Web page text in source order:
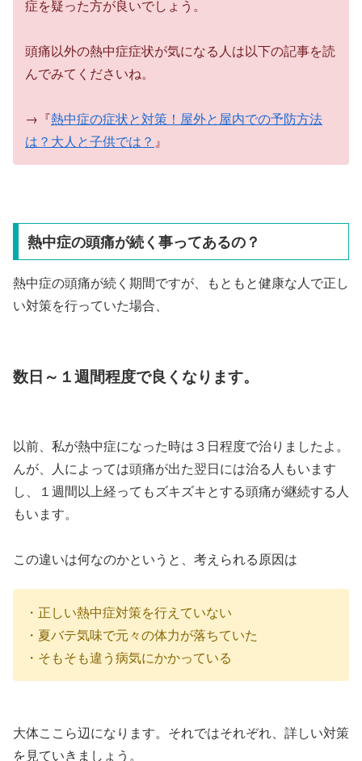
症を疑った方が良いでしょう。
頭痛以外の熱中症症状が気になる人は以下の記事を読
んでみてくださいね。
→『熱中症の症状と対策！屋外と屋内での予防方法
は？大人と子供では？ 』
熱中症の頭痛が続く事ってあるの？
熱中症の頭痛が続く期間ですが、もともと健康な人で正し
い対策を行っていた場合、
数日～１週間程度で良くなります。
以前、私が熱中症になった時は３日程度で治りましたよ。
んが、人によっては頭痛が出た翌日には治る人もいます
し、１週間以上経ってもズキズキとする頭痛が継続する人
もいます。
この違いは何なのかというと、考えられる原因は
・正しい熱中症対策を行えていない
・夏バテ気味で元々の体力が落ちていた
・そもそも違う病気にかかっている
大体ここら辺になります。それではそれぞれ、詳しい対策
を見ていきましょう。